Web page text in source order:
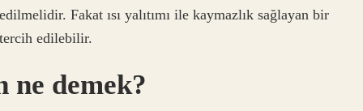
Fakat ısı yalıtımı ile kaymazlık sağlayan bir
edilebilir.
ne demek?